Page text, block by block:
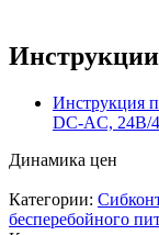
Инструкции
Инструкция
DC-AC, 24В/
Динамика цен
Категории:
бесперебойного